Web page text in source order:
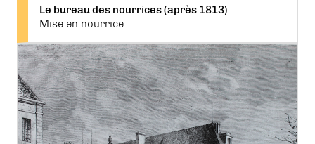
Le bureau des nourrices (après 1813)
Mise en nourrice